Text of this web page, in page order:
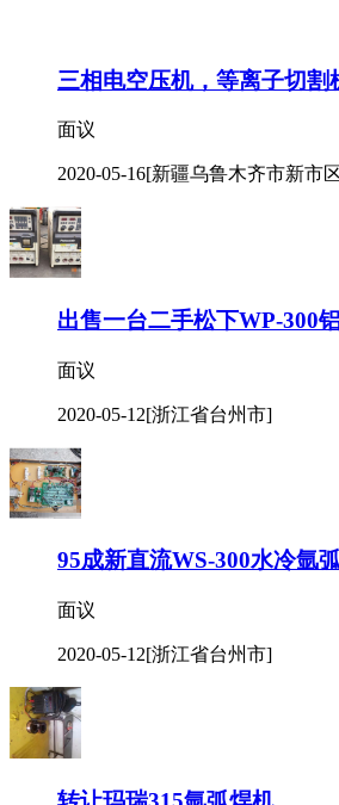
三相电空压机，等离子切割机
面议
2020-05-16
出售一台二手松下WP-300
面议
2020-05-12
95成新直流WS-300水冷氩
面议
2020-05-12